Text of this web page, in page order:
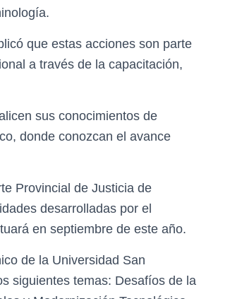
que estas acciones son parte
a través de la capacitación,
sus conocimientos de
donde conozcan el avance
Provincial de Justicia de
desarrolladas por el
en septiembre de este año.
de la Universidad San
siguientes temas: Desafíos de la